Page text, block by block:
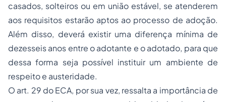
casados, solteiros ou em união estável, se atenderem
aos requisitos estarão aptos ao processo de adoção.
Além disso, deverá existir uma diferença mínima de
dezesseis anos entre o adotante e o adotado, para que
dessa forma seja possível instituir um ambiente de
respeito e austeridade.
O art. 29 do ECA, por sua vez, ressalta a importância de